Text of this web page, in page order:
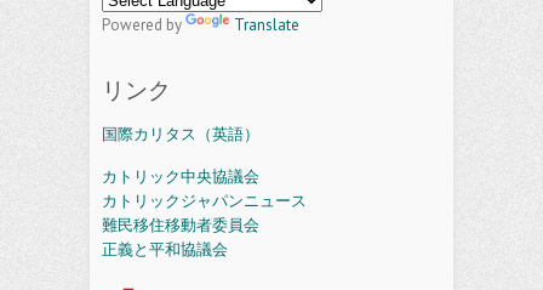
Powered by Translate
リンク
国際カリタス（英語）
カトリック中央協議会
カトリックジャパンニュース
難民移住移動者委員会
正義と平和協議会